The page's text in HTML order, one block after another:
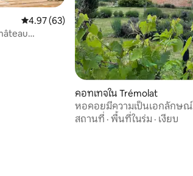
คะแนนเฉลี่ย 4.97 จาก 5, 63 รีวิว
4.97 (63)
คอทเทจใน Trémolat
หอคอยมีความเป็นเอกลักษณ์
Perigourdine Dovecot
สถานที่ · พื้นที่ในร่ม · เงียบ